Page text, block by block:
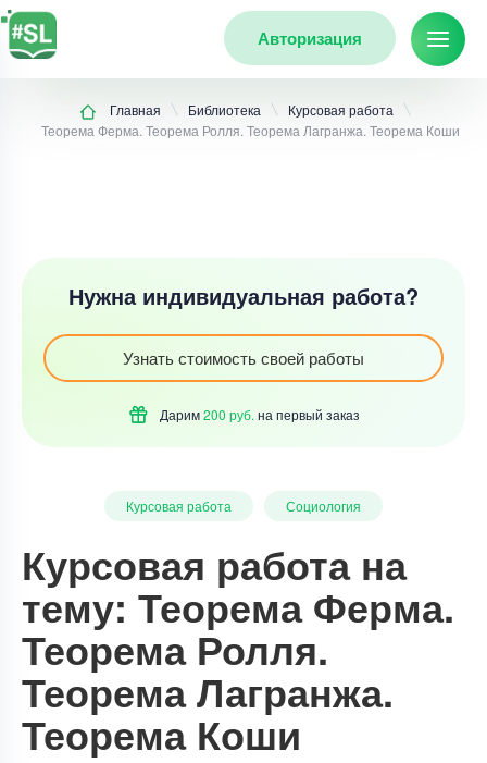
Авторизация
Главная Библиотека
Курсовая работа
Теорема Ферма. Теорема Ролля. Теорема Лагранжа. Теорема Коши
Нужна индивидуальная работа?
Узнать стоимость своей работы
Дарим200 руб. на первый заказ
Курсовая работа Социология
Курсовая работа на
тему: Теорема Ферма.
Теорема Ролля.
Теорема Лагранжа.
Теорема Коши